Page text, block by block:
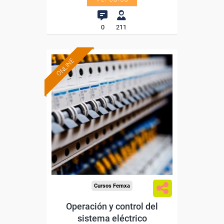
0 211
ONLINE
Formación 100%
subvencionada.
Para desempleados,
trabajadores y autónomos.
Sector
-Energía y Agua.
Cursos Femxa
Operación y control del
sistema eléctrico